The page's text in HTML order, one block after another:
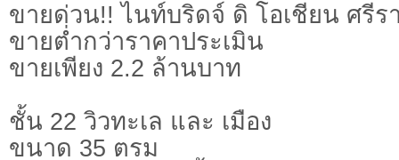
ขายด่วน!! ไนท์บริดจ์ ดิ โอเชียน ศรีร
ขายต่ำกว่าราคาประเมิน
ขายเพียง 2.2 ล้านบาท
ชั้น 22 วิวทะเล และ เมือง
ขนาด 35 ตรม